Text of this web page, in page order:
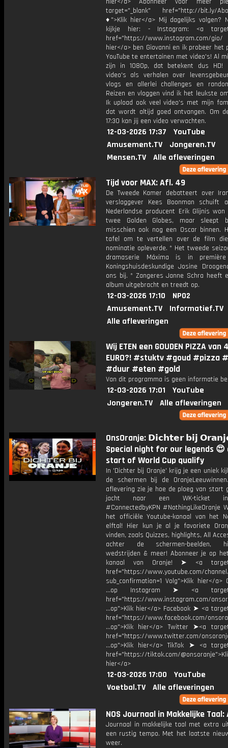
target="_blank" href="http://bit.ly/
♦">Klik hier</a> Mij dagelijks volgen?
kijkje hier: - Instagram: <a
href="https://www.instagram.com/
hier</a> ben Giovanni en ik probeer het
YouTube te entertainen met video's! Al
zijn in 1080p, dat betekent dus HD!
video's als verhalen over
vlogs en allerlei challenges en
Reizen en vloggen vind ik het leukste
Ik upload ook veel video's met mijn
dat wordt altijd goed ontvangen. Om
17:30 kan jij een video verwachten.
12-03-2026 17:37
YouTube
Amusement.TV
Jongeren.TV
Mensen.TV
Alle afleveringen
Tijd voor MAX: Afl. 49
De Tweede Kamer debatteert over
verslaggever Kees Boonman schuift
Nederlandse producent Erik Glijnis
twee Golden Globes, maar sleept
misschien ook nog een Oscar binnen.
tafel om te vertellen over de film
nominatie opleverde. * Het tweede
dramaserie Máxima is in première
Koningshuisdeskundige Josine
ons bij. * Zangeres Janne Schra heeft
album uitgebracht en treedt op.
12-03-2026 17:10
NPO2
Amusement.TV
Informatief.TV
Alle afleveringen
Wij ETEN een GOUDEN PIZZA van
EURO?! #stuktv #goud #pizza
#duur #eten #gold
Van dit programma is geen informatie
12-03-2026 17:01
YouTube
Jongeren.TV
Alle afleveringen
OnsOranje: 𝗗𝗶𝗰𝗵𝘁𝗲𝗿 𝗯𝗶𝗷
Special night for our legends 😍
start of World Cup qualify
In 'Dichter bij Oranje' krijg je een uniek
de schermen bij de
aflevering zie je hoe de ploeg van start
jacht naar een WK-ticket
#ConnectedbyKPN #NothingLikeOranje
het officiële Youtube-kanaal van het
elftal! Hier kun je al je favoriete
vinden, zoals Quizzes, highlights, All
achter de schermen-beelden,
wedstrijden & meer! Abonneer je op
kanaal van Oranje! ➤ <a
href="https://www.youtube.com/channel/
sub_confirmation=1 Volg">Klik hier</a>
...op Instagram ➤ <a
href="https://www.instagram.com/
...op">Klik hier</a> Facebook ➤ <a
href="https://www.facebook.com/
...op">Klik hier</a> Twitter ➤<a
href="https://www.twitter.com/
...op">Klik hier</a> TikTok ➤ <a
href="https://tiktok.com/
hier</a>
12-03-2026 17:00
YouTube
Voetbal.TV
Alle afleveringen
NOS Journaal in Makkelijke Taal:
Journaal in makkelijke taal met extra
een rustig tempo. Met het laatste
weer.